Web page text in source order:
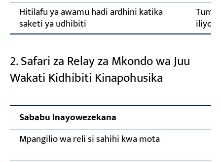
Hitilafu ya awamu hadi ardhini katika
saketi ya udhibiti
2. Safari za Relay za Mkondo wa Juu
Wakati Kidhibiti Kinapohusika
Sababu Inayowezekana
Mpangilio wa reli si sahihi kwa mota